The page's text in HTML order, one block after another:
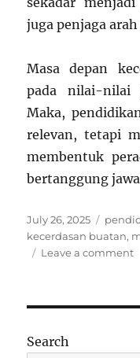
juga penjaga
Masa depan
pada nilai-nilai
Maka,
relevan, tetapi
membentuk
bertanggung
Posted
on
July 26, 2025
kecerdasan buatan,
Leave a commenton
Search